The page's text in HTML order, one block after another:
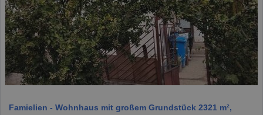
1 / 17
Famielien - Wohnhaus mit großem Grundstück 2321 m²,